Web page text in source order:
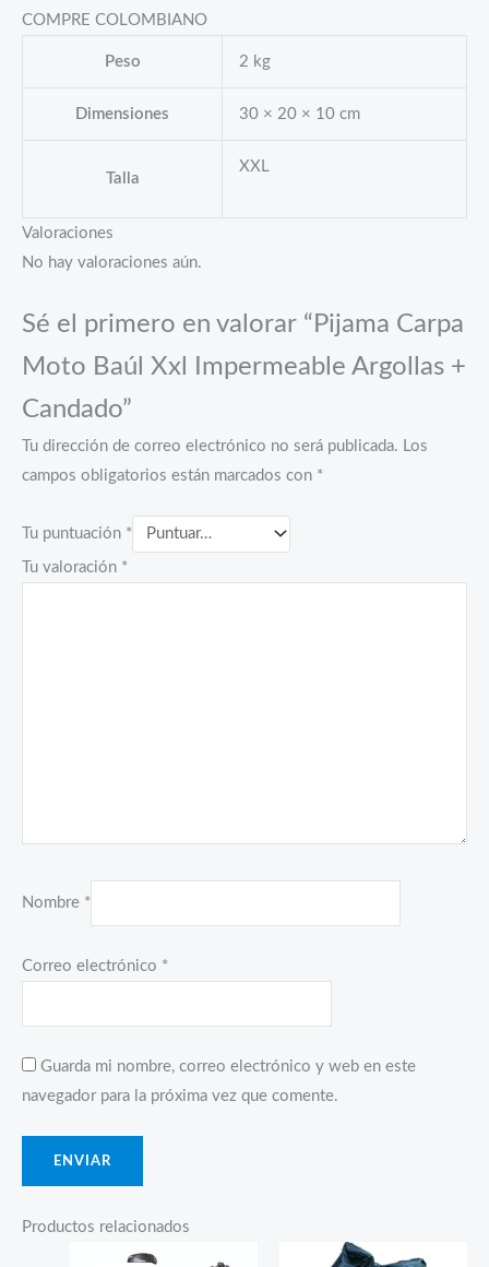
COMPRE COLOMBIANO
Peso 2 kg
Dimensiones 30 × 20 × 10 cm
Talla
XXL
Valoraciones
No hay valoraciones aún.
Sé el primero en valorar “Pijama Carpa
Moto Baúl Xxl Impermeable Argollas +
Candado”
Tu dirección de correo electrónico no será publicada. Los
campos obligatorios están marcados con *
Tu puntuación *
Tu valoración *
Nombre *
Correo electrónico *
Guarda mi nombre, correo electrónico y web en este
navegador para la próxima vez que comente.
Productos relacionados